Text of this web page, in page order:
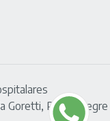
Goretti, Porto Alegre